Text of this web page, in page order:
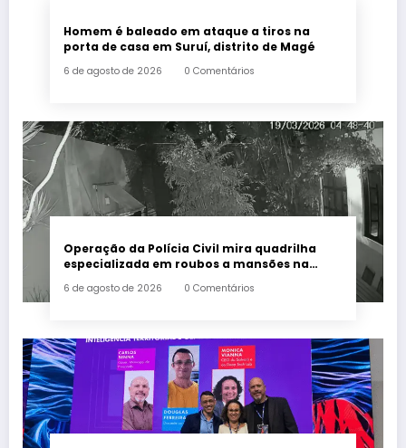
Homem é baleado em ataque a tiros na
porta de casa em Suruí, distrito de Magé
6 de agosto de 2026 0 Comentários
Operação da Polícia Civil mira quadrilha
especializada em roubos a mansões na
6 de agosto de 2026 0 Comentários